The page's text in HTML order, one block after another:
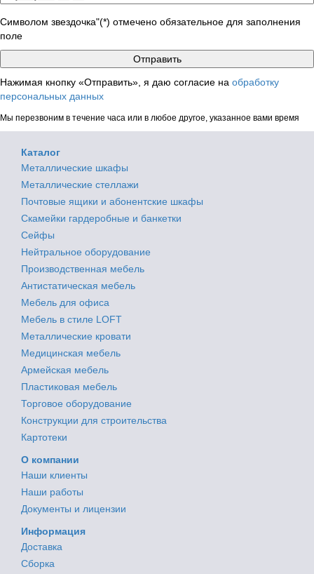
Символом звездочка"(*) отмечено обязательное для заполнения
поле
Нажимая кнопку «Отправить», я даю согласие на обработку
персональных данных
Мы перезвоним в течение часа или в любое другое, указанное вами время
Каталог
Металлические шкафы
Металлические стеллажи
Почтовые ящики и абонентские шкафы
Скамейки гардеробные и банкетки
Сейфы
Нейтральное оборудование
Производственная мебель
Антистатическая мебель
Мебель для офиса
Мебель в стиле LOFT
Металлические кровати
Медицинская мебель
Армейская мебель
Пластиковая мебель
Торговое оборудование
Конструкции для строительства
Картотеки
О компании
Наши клиенты
Наши работы
Документы и лицензии
Информация
Доставка
Сборка